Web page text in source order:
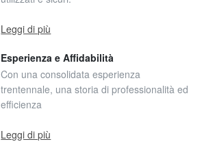
Leggi di più
Esperienza e Affidabilità
Con una consolidata esperienza
trentennale, una storia di professionalità ed
efficienza
Leggi di più